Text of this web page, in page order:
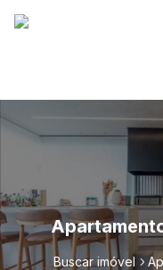
Buscar imóvel